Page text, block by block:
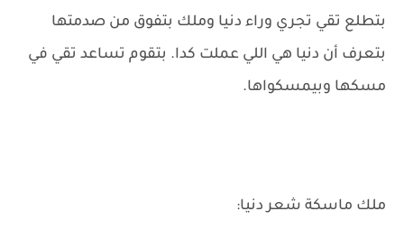
بتطلع تقي تجري وراء دنيا وملك بتفوق من صدمتها
بتعرف أن دنيا هي اللي عملت كدا. بتقوم تساعد تقي في
مسكها وبيمسكواها.
ملك ماسكة شعر دنيا: